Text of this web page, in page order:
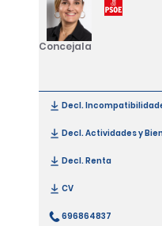
Concejala
Decl.
Decl. Actividades y
Decl. Renta[María
CV[María Isabel Ruiz
696864837